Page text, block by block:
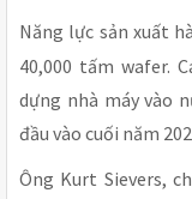
Năng lực sản xuất
40,000 tấm wafer.
dựng nhà máy vào
đầu vào cuối năm
Ông Kurt Sievers,